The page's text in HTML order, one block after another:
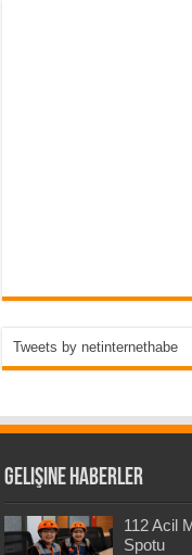
Tweets by netinternethabe
Gelişine Haberler
112 Acil
Spotu